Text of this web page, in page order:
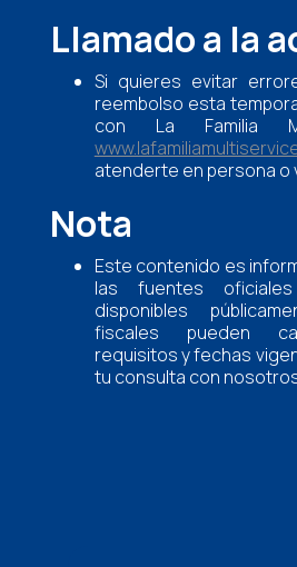
Llamado a la
Si quieres evitar
reembolso esta
con La Familia
atenderte en persona o
Nota
Este contenido es
las fuentes
disponibles
fiscales pueden
requisitos y fechas
tu consulta con